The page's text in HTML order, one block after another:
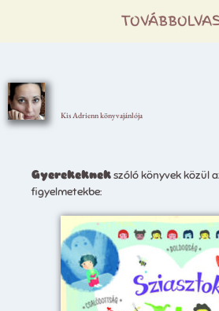
Kis Adrienn könyvajánlója
Gyerekeknekszóló könyvek közül
figyelmetekbe: